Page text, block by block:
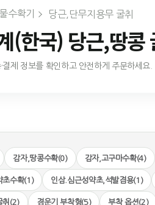
수확기 당근,단무지용무 굴취
(한국) 당근,땅콩
결제 정보를 확인하고 안전하게 주문하세요.
감자,땅콩수확(0) 감자,고구마수확(4)
초수확(1) 인삼.심근성약초,석발겸용(1)
취(2) 경운기 부착형(5) 부착 옵션(2)